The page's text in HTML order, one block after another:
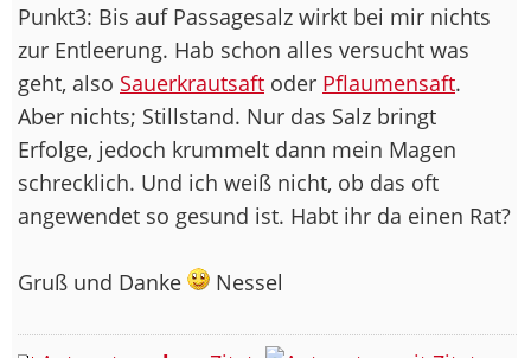
Punkt3: Bis auf Passagesalz wirkt bei mir nichts
zur Entleerung. Hab schon alles versucht was
geht, also Sauerkrautsaft oder Pflaumensaft.
Aber nichts; Stillstand. Nur das Salz bringt
Erfolge, jedoch krummelt dann mein Magen
schrecklich. Und ich weiß nicht, ob das oft
angewendet so gesund ist. Habt ihr da einen Rat?
Gruß und Danke Nessel